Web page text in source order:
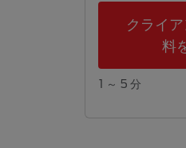
クライ
料
1 ～ 5 分